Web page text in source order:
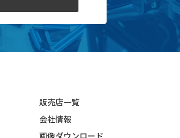
販売店一覧
会社情報